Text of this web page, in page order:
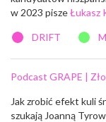
w 2023 piszeŁukasz
DRIFT
Podcast GRAPE |
Jak zrobić efekt kuli
szukają Joanną